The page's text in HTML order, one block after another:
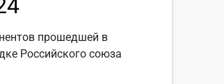
прошедшей в
Российского союза